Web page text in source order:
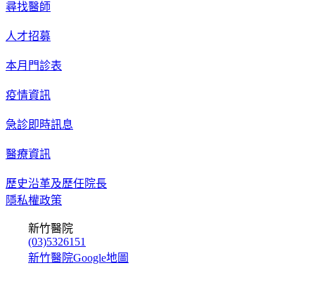
尋找醫師
人才招募
本月門診表
疫情資訊
急診即時訊息
醫療資訊
歷史沿革及歷任院長
隱私權政策
新竹醫院
(03)5326151
新竹醫院Google地圖